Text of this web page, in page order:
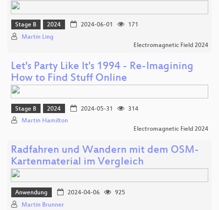
Stage B 2024 2024-06-01
171
Martin Ling
Electromagnetic Field 2024
Let's Party Like It's 1994 - Re-Imagining
How to Find Stuff Online
Stage B 2024 2024-05-31
314
Martin Hamilton
Electromagnetic Field 2024
Radfahren und Wandern mit dem OSM-
Kartenmaterial im Vergleich
Anwendung 2024-04-06
925
Martin Brunner